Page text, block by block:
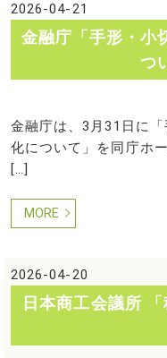
2026-04-21
金融庁「手形・小
つ
金融庁は、3月31日に
化について」を同庁ホ
[…]
MORE
2026-04-20
日本商工会議所